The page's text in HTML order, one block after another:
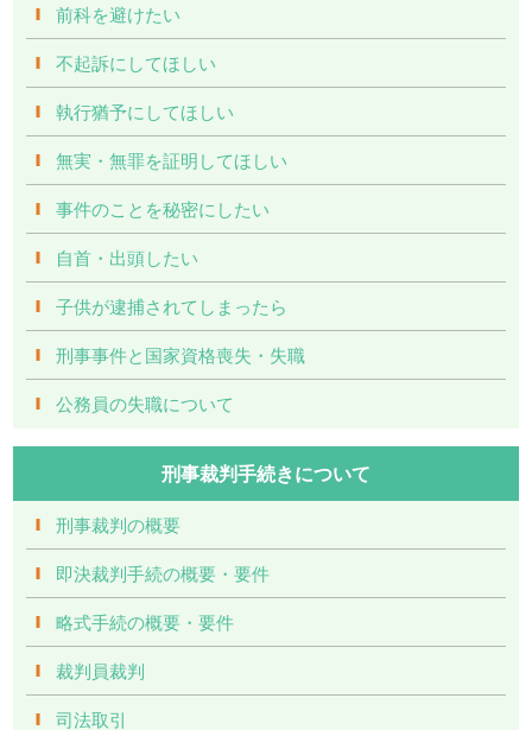
前科を避けたい
不起訴にしてほしい
執行猶予にしてほしい
無実・無罪を証明してほしい
事件のことを秘密にしたい
自首・出頭したい
子供が逮捕されてしまったら
刑事事件と国家資格喪失・失職
公務員の失職について
刑事裁判手続きについて
刑事裁判の概要
即決裁判手続の概要・要件
略式手続の概要・要件
裁判員裁判
司法取引